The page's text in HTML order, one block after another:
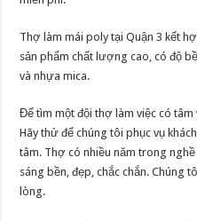
Thợ làm mái poly tại Quận 3 kết
sản phẩm chất lượng cao, có độ
và nhựa mica.
Để tìm một đội thợ làm việc có
Hãy thử để chúng tôi phục vụ
tâm. Thợ có nhiều năm trong
sáng bền, đẹp, chắc chắn. Chúng
lòng.